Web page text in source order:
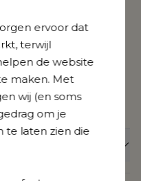
ervoor dat
terwijl
de website
maken. Met
wij (en soms
om je
te laten zien die
is daardoor waterresistent,
diepe kleuring van de
Gecombineerd met een
poriënstructuur creëer je
kussens hebben een rits en
in verschillende kleuren
sierkussens, etc. Bij Cosytica